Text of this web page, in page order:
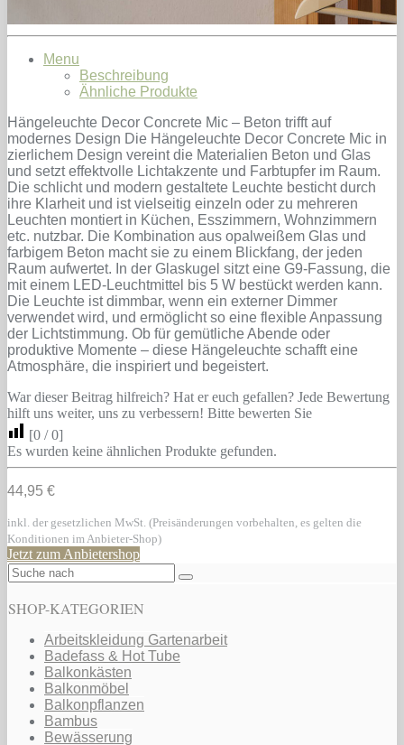
Menu
Beschreibung
Ähnliche Produkte
Hängeleuchte Decor Concrete Mic – Beton trifft auf
modernes Design Die Hängeleuchte Decor Concrete Mic in
zierlichem Design vereint die Materialien Beton und Glas
und setzt effektvolle Lichtakzente und Farbtupfer im Raum.
Die schlicht und modern gestaltete Leuchte besticht durch
ihre Klarheit und ist vielseitig einzeln oder zu mehreren
Leuchten montiert in Küchen, Esszimmern, Wohnzimmern
etc. nutzbar. Die Kombination aus opalweißem Glas und
farbigem Beton macht sie zu einem Blickfang, der jeden
Raum aufwertet. In der Glaskugel sitzt eine G9-Fassung, die
mit einem LED-Leuchtmittel bis 5 W bestückt werden kann.
Die Leuchte ist dimmbar, wenn ein externer Dimmer
verwendet wird, und ermöglicht so eine flexible Anpassung
der Lichtstimmung. Ob für gemütliche Abende oder
produktive Momente – diese Hängeleuchte schafft eine
Atmosphäre, die inspiriert und begeistert.
War dieser Beitrag hilfreich? Hat er euch gefallen? Jede Bewertung
hilft uns weiter, uns zu verbessern! Bitte bewerten Sie
[0 /0]
Es wurden keine ähnlichen Produkte gefunden.
44,95 €
inkl. der gesetzlichen MwSt. (Preisänderungen vorbehalten, es gelten die
Konditionen im Anbieter-Shop)
Jetzt zum Anbietershop
SHOP-KATEGORIEN
Arbeitskleidung Gartenarbeit
Badefass & Hot Tube
Balkonkästen
Balkonmöbel
Balkonpflanzen
Bambus
Bewässerung